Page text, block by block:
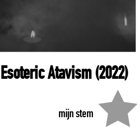
Atavism(2022)
mijn stem